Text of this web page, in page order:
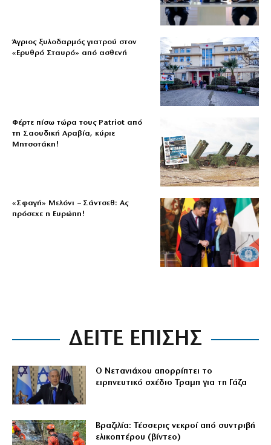
Άγριος ξυλοδαρμός γιατρού στον
«Ερυθρό Σταυρό» από ασθενή
Φέρτε πίσω τώρα τους Patriot από
τη Σαουδική Αραβία, κύριε
Μητσοτάκη!
«Σφαγή» Μελόνι – Σάντσεθ: Ας
πρόσεχε η Ευρώπη!
ΔΕΙΤΕ ΕΠΙΣΗΣ
Ο Νετανιάχου απορρίπτει το
ειρηνευτικό σχέδιο Τραμπ για τη Γάζα
Βραζιλία: Τέσσερις νεκροί από συντριβή
ελικοπτέρου (βίντεο)